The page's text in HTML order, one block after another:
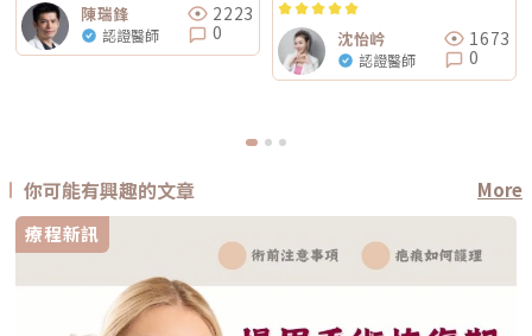
陳瑞鋒
認證醫師
2223
0
沈怡岒
認證醫師
1673
0
你可能有興趣的文章
More
療程新訊